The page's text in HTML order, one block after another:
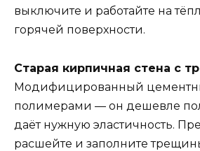
выключите и работайте на
горячей поверхности.
Старая кирпичная стена с
Модифицированный
полимерами — он дешевле
даёт нужную эластичность.
расшейте и заполните